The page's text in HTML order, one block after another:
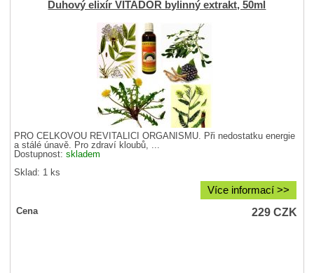
Duhový elixír VITADOR bylinný extrakt, 50ml
PRO CELKOVOU REVITALICI ORGANISMU. Při nedostatku energie
a stálé únavě. Pro zdraví kloubů, ...
Dostupnost:skladem
Sklad: 1 ks
Více informací >>
Cena 229CZK